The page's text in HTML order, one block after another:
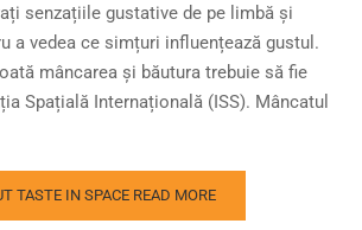
senzațiile gustative de pe limbă și
a vedea ce simțuri influențează gustul.
mâncarea și băutura trebuie să fie
Spațială Internațională (ISS). Mâncatul
TASTE IN SPACE READ MORE